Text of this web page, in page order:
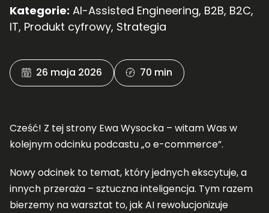
Kategorie: AI-Assisted Engineering, B2B, B2C,
IT, Produkt cyfrowy, Strategia
26 maja 2026 70 min
Cześć! Z tej strony Ewa Wysocka – witam Was w
kolejnym odcinku podcastu „o e-commerce”.
Nowy odcinek to temat, który jednych ekscytuje, a
innych przeraża – sztuczna inteligencja. Tym razem
bierzemy na warsztat to, jak AI rewolucjonizuje